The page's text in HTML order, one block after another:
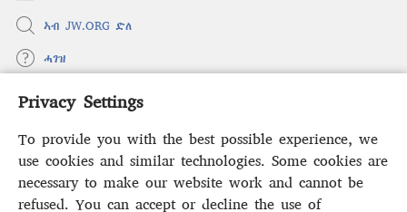
Privacy Settings
To provide you with the best possible experience, we
use cookies and similar technologies. Some cookies are
necessary to make our website work and cannot be
refused. You can accept or decline the use of
ኣብ JW.ORG ድለ
ሓገዝ
ወፈያ
(opens
window)
ቤተ መጻሕፍቲ ኢንተርነት ግምቢ ዘብዐኛ
(opens
new
window)JW Hub ®
(opens